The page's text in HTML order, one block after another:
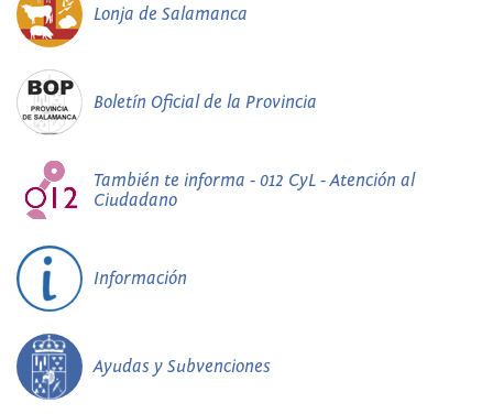
Lonja de Salamanca
Boletín Oficial de la Provincia
También te informa - 012 CyL - Atención al
Ciudadano
Información
Ayudas y Subvenciones